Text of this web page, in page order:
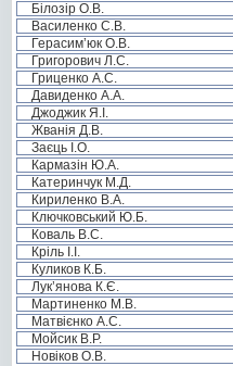
Білозір О.В.
Василенко С.В.
Герасим’юк О.В.
Григорович Л.С.
Гриценко А.С.
Давиденко А.А.
Джоджик Я.І.
Жванія Д.В.
Заєць І.О.
Кармазін Ю.А.
Катеринчук М.Д.
Кириленко В.А.
Ключковський Ю.Б.
Коваль В.С.
Кріль І.І.
Куликов К.Б.
Лук’янова К.Є.
Мартиненко М.В.
Матвієнко А.С.
Мойсик В.Р.
Новіков О.В.